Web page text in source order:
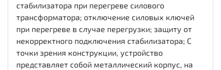
стабилизатора при перегреве силового
трансформатора; отключение силовых ключей
при перегреве в случае перегрузки; защиту от
некорректного подключения стабилизатора; С
точки зрения конструкции, устройство
представляет собой металлический корпус, на